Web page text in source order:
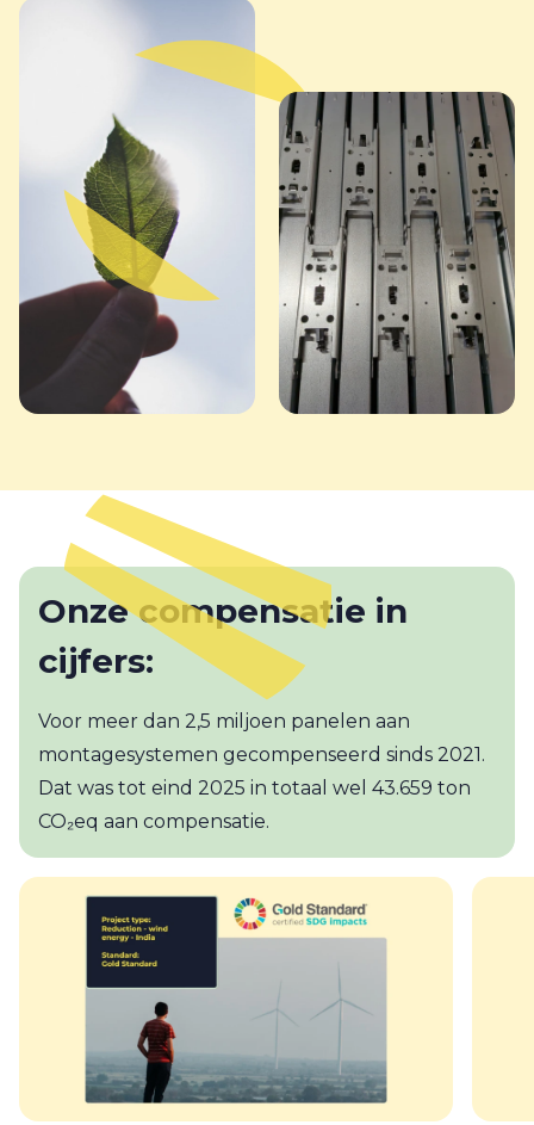
Onze compensatie in
cijfers:
Voor meer dan 2,5 miljoen panelen aan
montagesystemen gecompenseerd sinds 2021.
Dat was tot eind 2025 in totaal wel 43.659 ton
CO₂eq aan compensatie.